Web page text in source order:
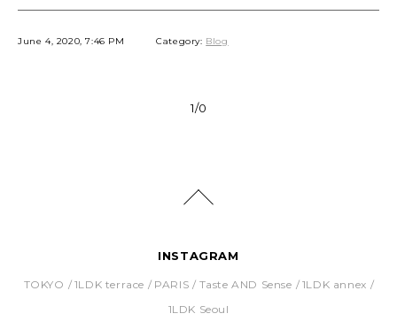
June 4, 2020, 7:46 PM Category: Blog
1/0
INSTAGRAM
TOKYO 1LDK terrace PARIS Taste AND Sense
1LDK annex
1LDK Seoul